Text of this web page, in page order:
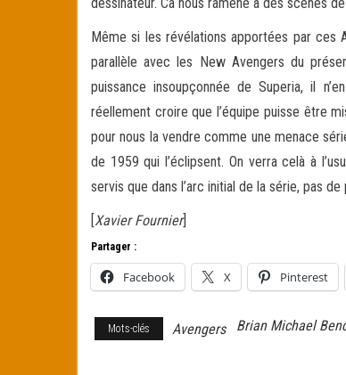
Même si les révélations apportées par ces
parallèle avec les New Avengers du
puissance insoupçonnée de Superia, il
réellement croire que l’équipe puisse être
pour nous la vendre comme une menace
de 1959 qui l’éclipsent. On verra celà à
servis que dans l’arc initial de la série, pas
[Xavier Fournier]
Partager :
Facebook X Pinterest
Mots-clés Avengers Brian Michael